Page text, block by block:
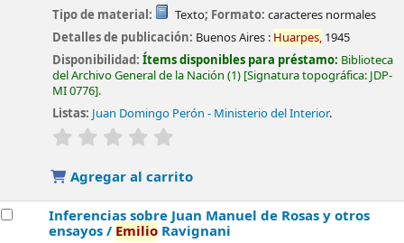
Tipo de material: Texto; Formato: caracteres normales
Detalles de publicación: Buenos Aires : Huarpes, 1945
Disponibilidad:Ítems disponibles para préstamo: Biblioteca
del Archivo General de la Nación (1) Signatura topográfica: JDP-
MI 0776 .
Listas: Juan Domingo Perón - Ministerio del Interior.
valoración
Agregar al carrito
Inferencias sobre Juan Manuel de Rosas y otros
ensayos / Emilio Ravignani